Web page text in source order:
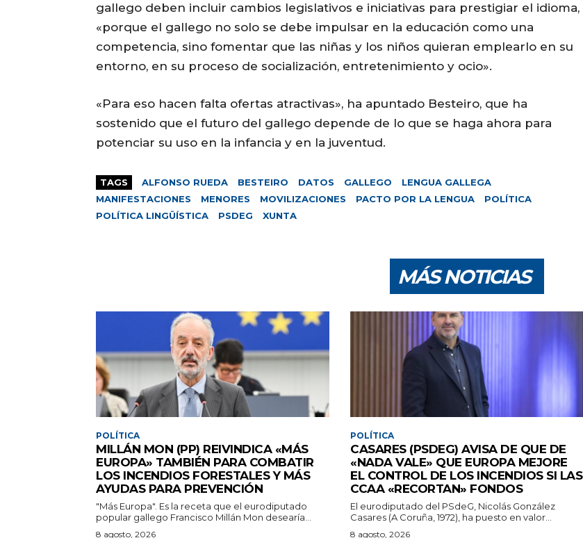
gallego deben incluir cambios legislativos e iniciativas para prestigiar el idioma,
«porque el gallego no solo se debe impulsar en la educación como una
competencia, sino fomentar que las niñas y los niños quieran emplearlo en su
entorno, en su proceso de socialización, entretenimiento y ocio».
«Para eso hacen falta ofertas atractivas», ha apuntado Besteiro, que ha
sostenido que el futuro del gallego depende de lo que se haga ahora para
potenciar su uso en la infancia y en la juventud.
TAGS ALFONSO RUEDA BESTEIRO DATOS GALLEGO
LENGUA GALLEGA
MANIFESTACIONES
MENORES MOVILIZACIONES PACTO POR LA LENGUA
POLÍTICA
POLÍTICA LINGÜÍSTICA
PSDEG XUNTA
MÁS NOTICIAS
POLÍTICA
MILLÁN MON (PP) REIVINDICA «MÁS
EUROPA» TAMBIÉN PARA COMBATIR
LOS INCENDIOS FORESTALES Y MÁS
AYUDAS PARA PREVENCIÓN
"Más Europa". Es la receta que el eurodiputado
popular gallego Francisco Millán Mon desearía...
8 agosto, 2026
POLÍTICA
CASARES (PSDEG) AVISA DE QUE DE
«NADA VALE» QUE EUROPA MEJORE
EL CONTROL DE LOS INCENDIOS SI LAS
CCAA «RECORTAN» FONDOS
El eurodiputado del PSdeG, Nicolás González
Casares (A Coruña, 1972), ha puesto en valor...
8 agosto, 2026